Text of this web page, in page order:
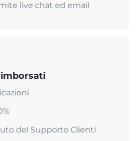
live chat ed email
del Supporto Clienti